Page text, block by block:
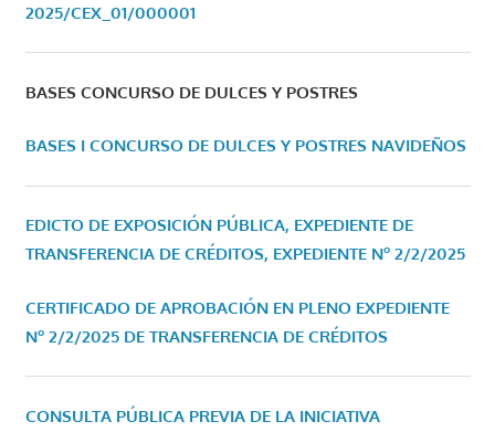
2025/CEX_01/000001
BASES CONCURSO DE DULCES Y POSTRES
BASES I CONCURSO DE DULCES Y POSTRES NAVIDEÑOS
EDICTO DE EXPOSICIÓN PÚBLICA, EXPEDIENTE DE
TRANSFERENCIA DE CRÉDITOS, EXPEDIENTE Nº 2/2/2025
CERTIFICADO DE APROBACIÓN EN PLENO EXPEDIENTE
Nº 2/2/2025 DE TRANSFERENCIA DE CRÉDITOS
CONSULTA PÚBLICA PREVIA DE LA INICIATIVA